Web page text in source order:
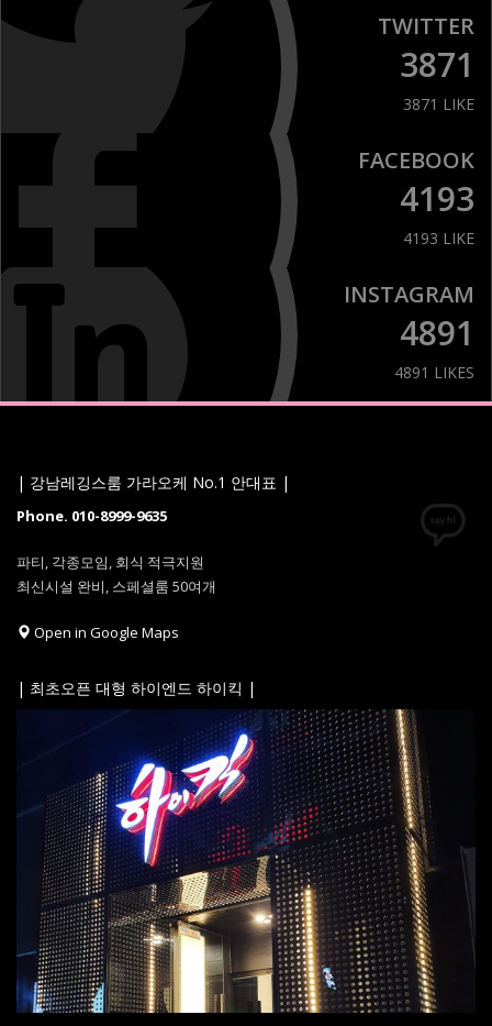
TWITTER
3871
3871 LIKE
FACEBOOK
4193
4193 LIKE
INSTAGRAM
4891
4891 LIKES
| 강남레깅스룸 가라오케 No.1 안대표 |
Phone. 010-8999-9635
파티, 각종모임, 회식 적극지원
최신시설 완비, 스페셜룸 50여개
Open in Google Maps
| 최초오픈 대형 하이엔드 하이킥 |